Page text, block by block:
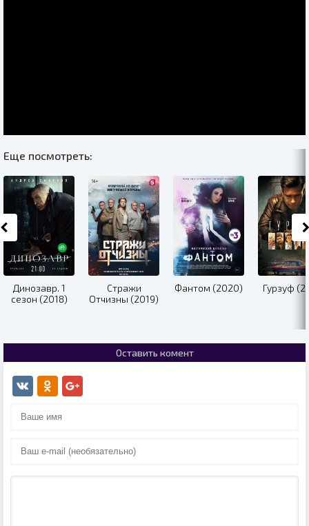
Еще посмотреть:
Динозавр. 1
сезон (2018)
Стражи
Отчизны (2019)
Фантом (2020) Гурзуф
Оставить комент